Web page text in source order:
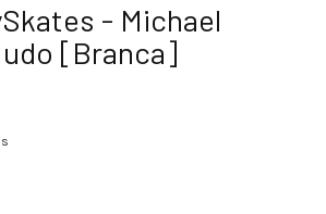
- Michael
[Branca]